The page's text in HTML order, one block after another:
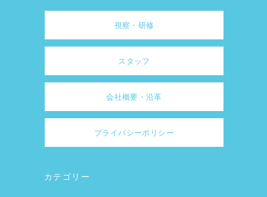
視察・研修
スタッフ
会社概要・沿革
プライバシーポリシー
カテゴリー